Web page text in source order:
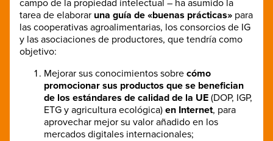
campo de la propiedad intelectual – ha asumido la
tarea de elaborar una guía de «buenas prácticas» para
las cooperativas agroalimentarias, los consorcios de IG
y las asociaciones de productores, que tendría como
objetivo:
Mejorar sus conocimientos sobre cómo
promocionar sus productos que se benefician
de los estándares de calidad de la UE (DOP, IGP,
ETG y agricultura ecológica) en Internet, para
aprovechar mejor su valor añadido en los
mercados digitales internacionales;